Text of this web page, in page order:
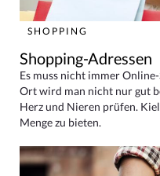
SHOPPING
Shopping-Adressen
Es muss nicht immer
Ort wird man nicht nur gut
Herz und Nieren prüfen.
Menge zu bieten.